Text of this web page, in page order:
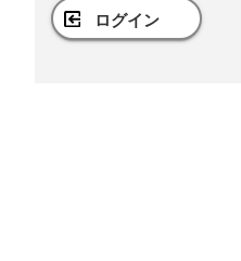
ログイン